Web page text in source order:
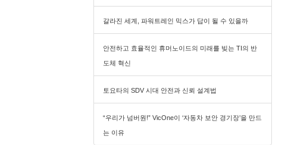
갈라진 세계, 파워트레인 믹스가 답이 될 수 있을까
안전하고 효율적인 휴머노이드의 미래를 빚는 TI의 반
도체 혁신
토요타의 SDV 시대 안전과 신뢰 설계법
“우리가 넘버원!” VicOne이 ‘자동차 보안 경기장’을 만드
는 이유